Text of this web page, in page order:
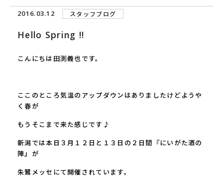
2016.03.12 スタッフブログ
Hello Spring !!
こんにちは田渕義也です。
ここのところ気温のアップダウンはありましたけどようや
く春が
もうそこまで来た感じです♪
新潟では本日３月１２日と１３日の２日間『にいがた酒の
陣』が
朱鷺メッセにて開催されています。